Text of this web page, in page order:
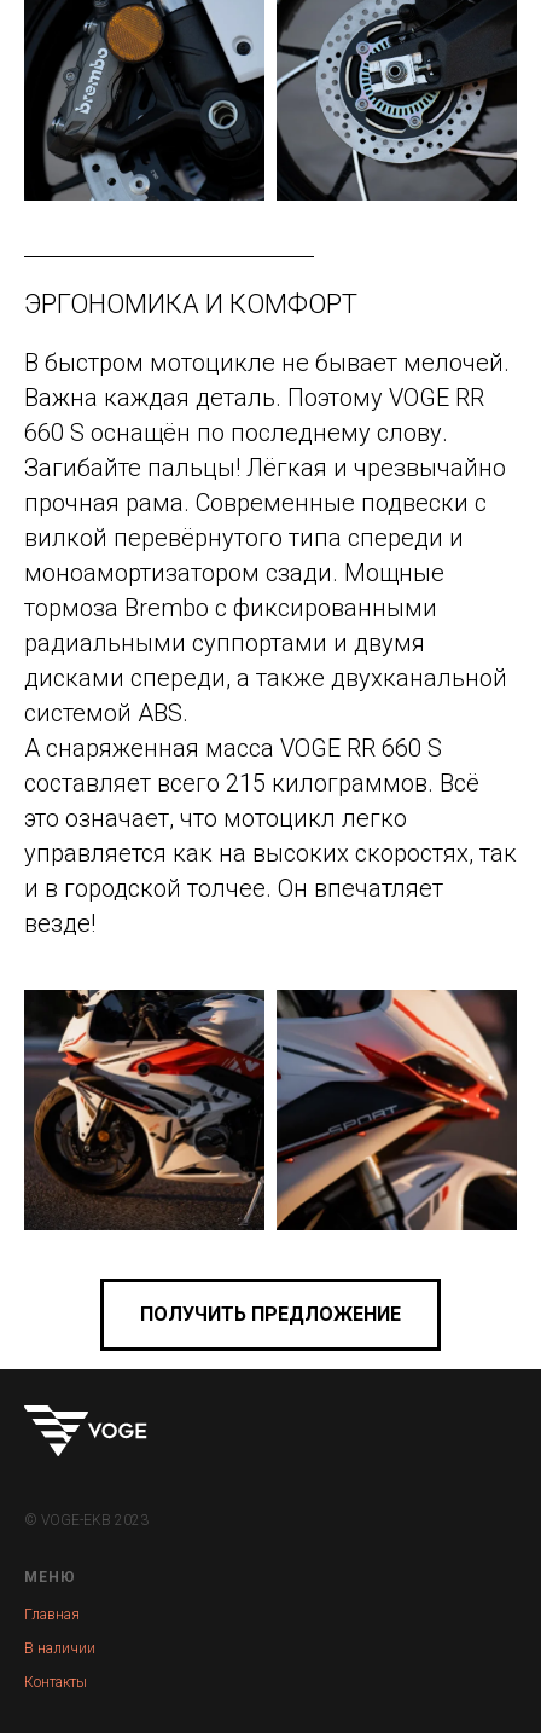
ЭРГОНОМИКА И КОМФОРТ
В быстром мотоцикле не бывает мелочей.
Важна каждая деталь. Поэтому VOGE RR
660 S оснащён по последнему слову.
Загибайте пальцы! Лёгкая и чрезвычайно
прочная рама. Современные подвески с
вилкой перевёрнутого типа спереди и
моноамортизатором сзади. Мощные
тормоза Brembo с фиксированными
радиальными суппортами и двумя
дисками спереди, а также двухканальной
системой ABS.
А снаряженная масса VOGE RR 660 S
составляет всего 215 килограммов. Всё
это означает, что мотоцикл легко
управляется как на высоких скоростях, так
и в городской толчее. Он впечатляет
везде!
ПОЛУЧИТЬ ПРЕДЛОЖЕНИЕ
© VOGE-EKB 2023
МЕНЮ
Главная
В наличии
Контакты